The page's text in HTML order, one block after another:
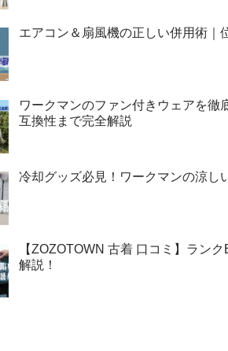
エアコン＆扇風機の正しい併用術｜
ワークマンのファン付きウェアを徹
互換性まで完全解説
冷却グッズ必見！ワークマンの涼し
【ZOZOTOWN 古着 口コミ】ラン
解説！